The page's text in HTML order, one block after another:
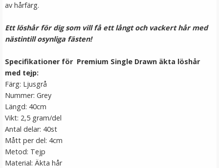
av hårfärg.
Ett löshår för dig som vill få ett långt och vackert hår med
nästintill osynliga fästen!
Specifikationer för Premium Single Drawn äkta löshår
med tejp:
Färg: Ljusgrå
Nummer: Grey
Längd: 40cm
Vikt: 2,5 gram/del
Antal delar: 40st
Mått per del: 4cm
Metod: Tejp
Material: Äkta hår